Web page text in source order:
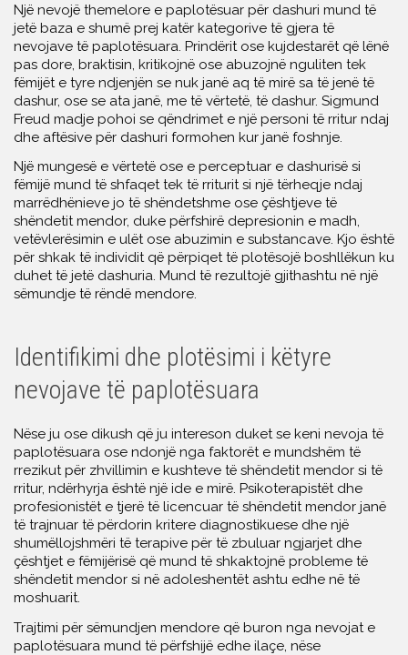
Një nevojë themelore e paplotësuar për dashuri mund të
jetë baza e shumë prej katër kategorive të gjera të
nevojave të paplotësuara. Prindërit ose kujdestarët që lënë
pas dore, braktisin, kritikojnë ose abuzojnë nguliten tek
fëmijët e tyre ndjenjën se nuk janë aq të mirë sa të jenë të
dashur, ose se ata janë, me të vërtetë, të dashur. Sigmund
Freud madje pohoi se qëndrimet e një personi të rritur ndaj
dhe aftësive për dashuri formohen kur janë foshnje.
Një mungesë e vërtetë ose e perceptuar e dashurisë si
fëmijë mund të shfaqet tek të rriturit si një tërheqje ndaj
marrëdhënieve jo të shëndetshme ose çështjeve të
shëndetit mendor, duke përfshirë depresionin e madh,
vetëvlerësimin e ulët ose abuzimin e substancave. Kjo është
për shkak të individit që përpiqet të plotësojë boshllëkun ku
duhet të jetë dashuria. Mund të rezultojë gjithashtu në një
sëmundje të rëndë mendore.
Identifikimi dhe plotësimi i këtyre
nevojave të paplotësuara
Nëse ju ose dikush që ju intereson duket se keni nevoja të
paplotësuara ose ndonjë nga faktorët e mundshëm të
rrezikut për zhvillimin e kushteve të shëndetit mendor si të
rritur, ndërhyrja është një ide e mirë. Psikoterapistët dhe
profesionistët e tjerë të licencuar të shëndetit mendor janë
të trajnuar të përdorin kritere diagnostikuese dhe një
shumëllojshmëri të terapive për të zbuluar ngjarjet dhe
çështjet e fëmijërisë që mund të shkaktojnë probleme të
shëndetit mendor si në adoleshentët ashtu edhe në të
moshuarit.
Trajtimi për sëmundjen mendore që buron nga nevojat e
paplotësuara mund të përfshijë edhe ilaçe, nëse